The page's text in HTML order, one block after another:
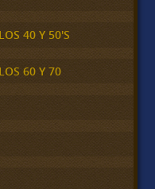
40 Y 50'S
60 Y 70